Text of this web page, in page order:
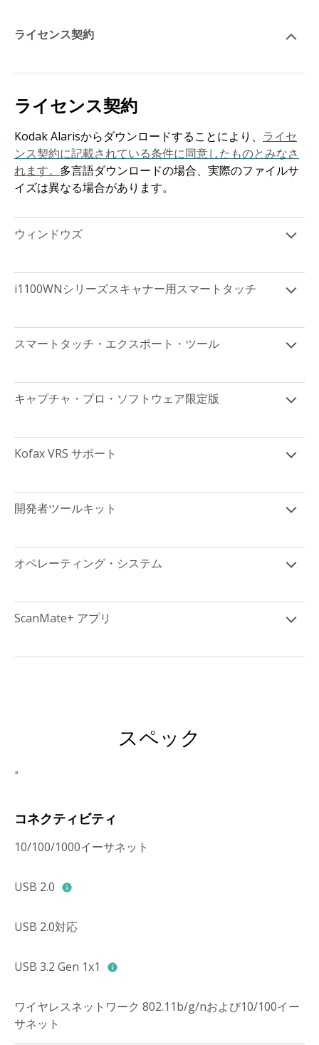
ライセンス契約
ライセンス契約
Kodak Alarisからダウンロードすることにより、 ライセ
ンス契約に記載されている条件に同意したものとみなさ
れます。 多言語ダウンロードの場合、実際のファイルサ
イズは異なる場合があります。
ウィンドウズ
i1100WNシリーズスキャナー用スマートタッチ
スマートタッチ・エクスポート・ツール
キャプチャ・プロ・ソフトウェア限定版
Kofax VRS サポート
開発者ツールキット
オペレーティング・システム
ScanMate+ アプリ
スペック
。
コネクティビティ
10/100/1000イーサネット
USB 2.0
USB 2.0対応
USB 3.2 Gen 1x1
ワイヤレスネットワーク 802.11b/g/nおよび10/100イー
サネット